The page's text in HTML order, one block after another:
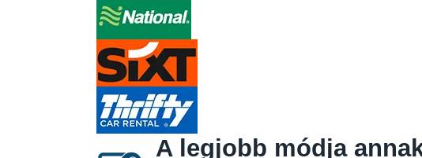
A legjobb módja